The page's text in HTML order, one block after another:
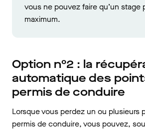
vous ne pouvez faire qu’un stage
maximum.
Option n°2 : la
automatique des
permis de conduire
Lorsque vous perdez un ou plusieurs
permis de conduire, vous pouvez,